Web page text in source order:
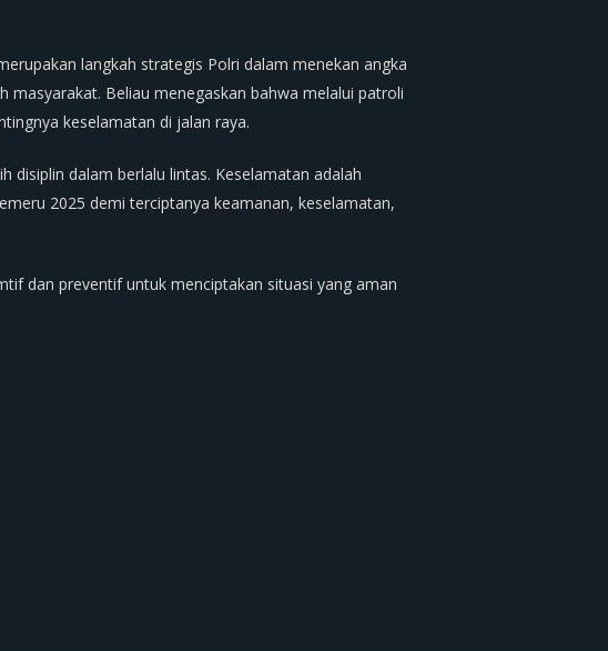
langkah strategis Polri dalam menekan angka
masyarakat. Beliau menegaskan bahwa melalui patroli
keselamatan di jalan raya.
disiplin dalam berlalu lintas. Keselamatan adalah
2025 demi terciptanya keamanan, keselamatan,
dan preventif untuk menciptakan situasi yang aman